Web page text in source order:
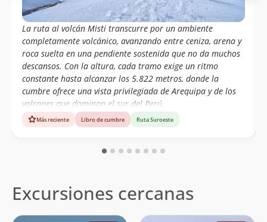
La ruta al volcán Misti transcurre por un ambiente
completamente volcánico, avanzando entre ceniza, arena y
roca suelta en una pendiente sostenida que no da muchos
descansos. Con la altura, cada tramo exige un ritmo
constante hasta alcanzar los 5.822 metros, donde la
cumbre ofrece una vista privilegiada de Arequipa y de los
volcanes que dominan el sur del Perú.
Más reciente Libro de cumbre Ruta Suroeste
Excursiones cercanas